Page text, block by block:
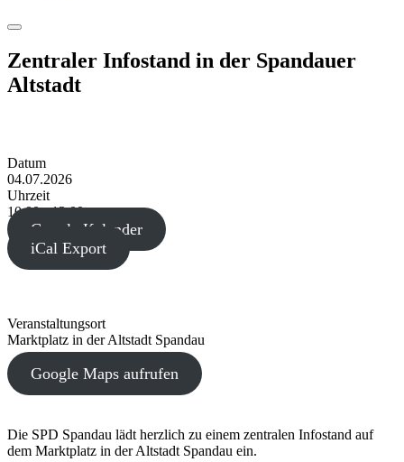
Menu
Zentraler Infostand in der Spandauer
Altstadt
Datum
04.07.2026
Uhrzeit
10:00 - 13:00
Google Kalender
iCal Export
Veranstaltungsort
Marktplatz in der Altstadt Spandau
Google Maps aufrufen
Die SPD Spandau lädt herzlich zu einem zentralen Infostand auf
dem Marktplatz in der Altstadt Spandau ein.